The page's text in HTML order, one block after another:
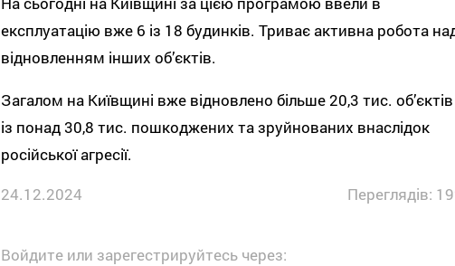
експлуатацію вже 6 із 18 будинків. Триває активна робота
відновленням інших об’єктів.
Загалом на Київщині вже відновлено більше 20,3 тис. обʼєктів
із понад 30,8 тис. пошкоджених та зруйнованих внаслідок
російської агресії.
24.12.2024
Переглядів:
Войдите или зарегестрируйтесь через: